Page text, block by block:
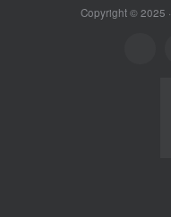
Copyright © 2025 ·